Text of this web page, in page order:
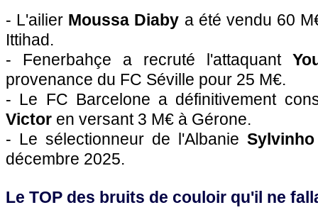
- L'ailier Moussa Diaby a été vendu 60
Ittihad.
- Fenerbahçe a recruté l'attaquant
provenance du FC Séville pour 25 M€.
- Le FC Barcelone a définitivement
Victor en versant 3 M€ à Gérone.
- Le sélectionneur de l'Albanie Sylvinho
décembre 2025.
Le TOP des bruits de couloir qu'il ne